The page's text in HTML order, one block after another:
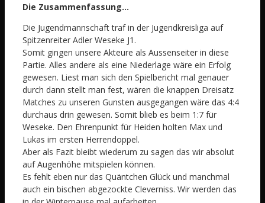
Die Zusammenfassung…
Die Jugendmannschaft traf in der Jugendkreisliga auf
Spitzenreiter Adler Weseke J1.
Somit gingen unsere Akteure als Aussenseiter in diese
Partie. Alles andere als eine Niederlage wäre ein Erfolg
gewesen. Liest man sich den Spielbericht mal genauer
durch dann stellt man fest, wären die knappen Dreisatz
Matches zu unseren Gunsten ausgegangen wäre das 4:4
durchaus drin gewesen. Somit blieb es beim 1:7 für
Weseke. Den Ehrenpunkt für Heiden holten Max und
Lukas im ersten Herrendoppel.
Aber als Fazit bleibt wiederum zu sagen das wir absolut
auf Augenhöhe mitspielen können.
Es fehlt eben nur das Quäntchen Glück und manchmal
auch ein bischen abgezockte Cleverniss. Wir werden das